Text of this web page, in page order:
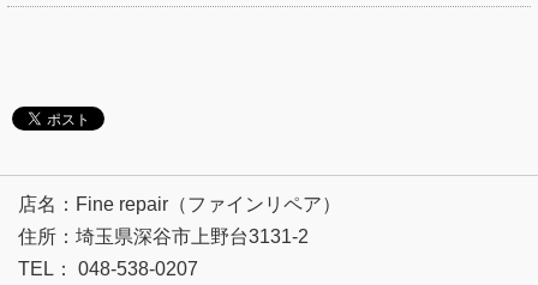
店名：Fine repair（ファインリペア）
住所：埼玉県深谷市上野台3131-2
TEL： 048-538-0207